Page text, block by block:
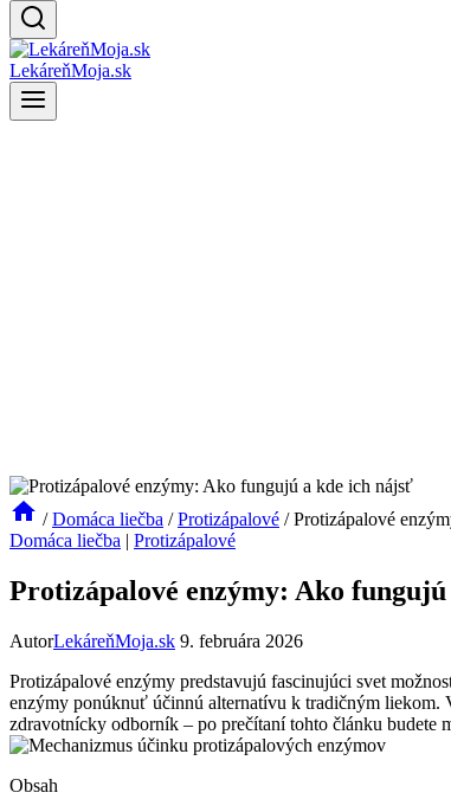
LekáreňMoja.sk
/ Domáca liečba / Protizápalové / Protizápalové
Domáca liečba | Protizápalové
Protizápalové enzýmy: Ako
AutorLekáreňMoja.sk 9. februára 2026
Protizápalové enzýmy predstavujú fascinujúci svet
enzýmy ponúknuť účinnú alternatívu k tradičným liekom.
zdravotnícky odborník – po prečítaní tohto článku budete
Obsah